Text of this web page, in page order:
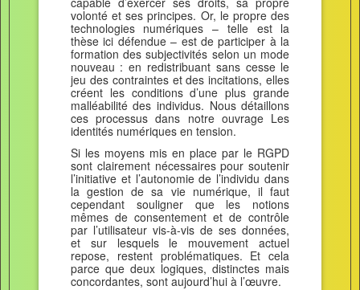
volonté et ses principes. Or, le propre des
technologies numériques – telle est la
thèse ici défendue – est de participer à la
formation des subjectivités selon un mode
nouveau : en redistribuant sans cesse le
jeu des contraintes et des incitations, elles
créent les conditions d’une plus grande
malléabilité des individus. Nous détaillons
ces processus dans notre ouvrage Les
identités numériques en tension.
Si les moyens mis en place par le RGPD
sont clairement nécessaires pour soutenir
l’initiative et l’autonomie de l’individu dans
la gestion de sa vie numérique, il faut
cependant souligner que les notions
mêmes de consentement et de contrôle
par l’utilisateur vis-à-vis de ses données,
et sur lesquels le mouvement actuel
repose, restent problématiques. Et cela
parce que deux logiques, distinctes mais
concordantes, sont aujourd’hui à l’œuvre.